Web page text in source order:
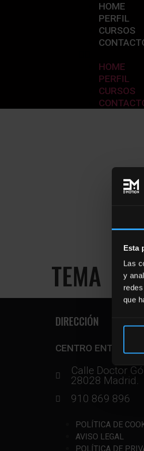
Esta
Las
y
que
HOME
PERFIL
CURSOS
HOME
PERFIL
CURSOS
TEMA
DIRECCIÓN
CENTRO
Calle Doctor
28028 Madrid.
910 869 896
POLÍTICA DE
AVISO LEGAL
POLÍTICA DE